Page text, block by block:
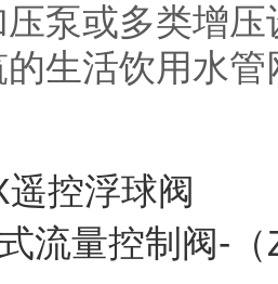
泵或多类增
生活饮用水
遥控浮球阀
流量控制阀-